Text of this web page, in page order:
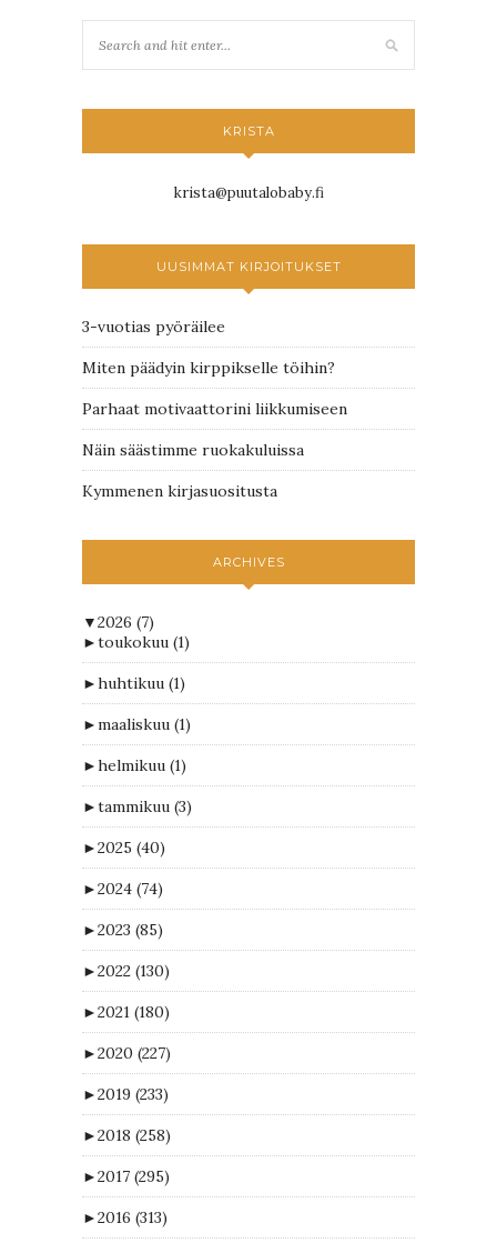
KRISTA
krista@puutalobaby.fi
UUSIMMAT KIRJOITUKSET
3-vuotias pyöräilee
Miten päädyin kirppikselle töihin?
Parhaat motivaattorini liikkumiseen
Näin säästimme ruokakuluissa
Kymmenen kirjasuositusta
ARCHIVES
▼2026 (7)
►toukokuu (1)
►huhtikuu (1)
►maaliskuu (1)
►helmikuu (1)
►tammikuu (3)
►2025 (40)
►2024 (74)
►2023 (85)
►2022 (130)
►2021 (180)
►2020 (227)
►2019 (233)
►2018 (258)
►2017 (295)
►2016 (313)